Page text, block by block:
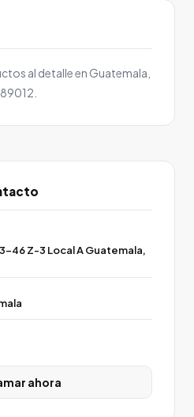
al detalle en Guatemala,
46 Z-3 Local A Guatemala,
ahora